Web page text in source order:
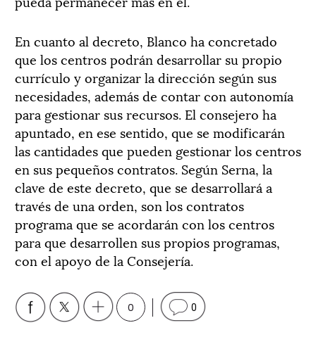
En cuanto al decreto, Blanco ha concretado
que los centros podrán desarrollar su propio
currículo y organizar la dirección según sus
necesidades, además de contar con autonomía
para gestionar sus recursos. El consejero ha
apuntado, en ese sentido, que se modificarán
las cantidades que pueden gestionar los centros
en sus pequeños contratos. Según Serna, la
clave de este decreto, que se desarrollará a
través de una orden, son los contratos
programa que se acordarán con los centros
para que desarrollen sus propios programas,
con el apoyo de la Consejería.
0 0